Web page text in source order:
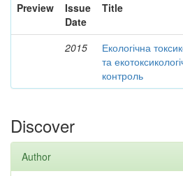
Preview
Issue
Date
Title
2015
Екологічна
та
контроль
Discover
Author